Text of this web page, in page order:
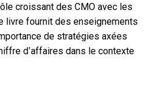
croissant des CMO avec les
livre fournit des enseignements
de stratégies axées
d’affaires dans le contexte